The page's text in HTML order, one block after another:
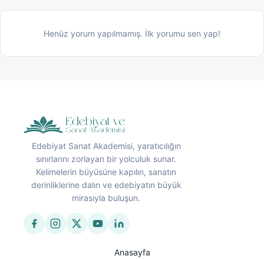
Henüz yorum yapılmamış. İlk yorumu sen yap!
Edebiyat Sanat Akademisi, yaratıcılığın
sınırlarını zorlayan bir yolculuk sunar.
Kelimelerin büyüsüne kapılın, sanatın
derinliklerine dalın ve edebiyatın büyük
mirasıyla buluşun.
Anasayfa